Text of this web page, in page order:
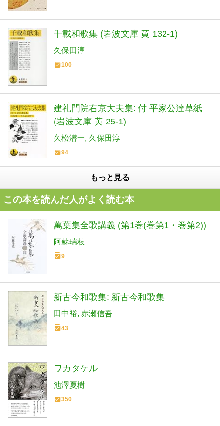
千載和歌集 (岩波文庫 黄 132-1)
久保田淳
100
建礼門院右京大夫集: 付 平家公達草紙
(岩波文庫 黄 25-1)
久松潜一 久保田淳
94
もっと見る
この本を読んだ人がよく読む本
萬葉集全歌講義 (第1巻(巻第1・巻第2))
阿蘇瑞枝
9
新古今和歌集: 新古今和歌集
田中裕 赤瀬信吾
43
ワカタケル
池澤夏樹
350